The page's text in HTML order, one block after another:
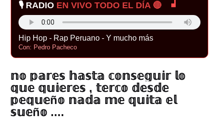
🎙️ RADIO EN VIVO TODO EL DÍA 🔴
Hip Hop - Rap Peruano - Y mucho más
Con: Pedro Pacheco
𝕟𝕠 𝕡𝕒𝕣𝕖𝕤 𝕙𝕒𝕤𝕥𝕒 𝕔𝕠𝕟𝕤𝕖𝕘𝕦𝕚𝕣 𝕝𝕠
𝕢𝕦𝕖 𝕢𝕦𝕚𝕖𝕣𝕖𝕤 , 𝕥𝕖𝕣𝕔𝕠 𝕕𝕖𝕤𝕕𝕖
𝕡𝕖𝕢𝕦𝕖ñ𝕠 𝕟𝕒𝕕𝕒 𝕞𝕖 𝕢𝕦𝕚𝕥𝕒 𝕖𝕝
𝕤𝕦𝕖ñ𝕠 ....